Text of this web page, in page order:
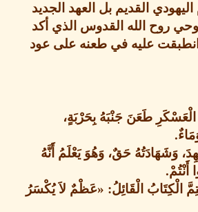
القديم بل العهد الجديد
الله القدوس الذي أكد
عليه في طعنه على عود
طَعَنَ جَنْبَهُ بِحَرْبَةٍ،
حَقٌ، وَهُوَ يَعْلَمُ أَنَّهُ
الْقَائِلُ: «عَظْمٌ لاَ يُكْسَرُ